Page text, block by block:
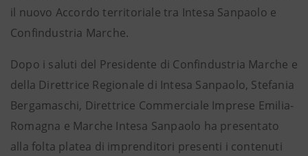
il nuovo Accordo territoriale tra Intesa Sanpaolo e
Confindustria Marche.
Dopo i saluti del Presidente di Confindustria Marche e
della Direttrice Regionale di Intesa Sanpaolo, Stefania
Bergamaschi, Direttrice Commerciale Imprese Emilia-
Romagna e Marche Intesa Sanpaolo ha presentato
alla folta platea di imprenditori presenti i contenuti